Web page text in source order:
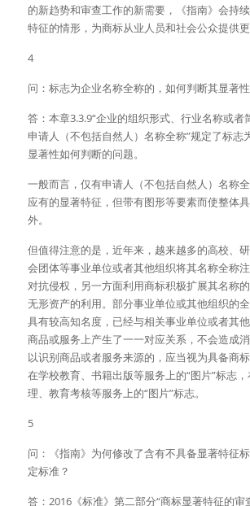
的新趋势和审查工作的新需要，《指南》会持
特征的情形，为商标从业人员和社会公众提供更
4
问：标志为企业名称全称的，如何判断其显著
答：本章3.3.9“企业的组织形式、行业名称或者
申请人（不包括自然人）名称全称”规定了标志
显著性如何判断的问题。
一般而言，仅有申请人（不包括自然人）名称
应有的显著特征，但带有图形等要素而使整体
外。
但值得注意的是，近年来，越来越多的高校、
会团体等事业单位或者其他组织将其名称全称
对抗侵权，另一方面利用商标积极扩展其名称
无形资产的利用。部分事业单位或其他组织的
具有较高知名度，已经与相关事业单位或者其
商品或服务上产生了一一对应关系，不会造成
以识别商品或者服务来源的，应当视为具备商
在学校教育、书籍出版等服务上的“图片”标志
理、教育考核等服务上的“图片”标志。
5
问：《指南》为何修改了含有不具备显著特征
定标准？
答：2016《标准》第二部分“商标显著特征的审